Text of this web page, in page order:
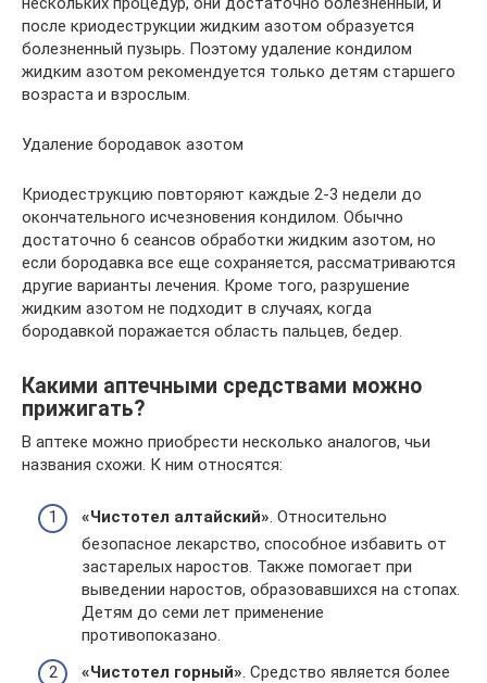
после криодеструкции жидким азотом образуется
болезненный пузырь. Поэтому удаление кондилом
жидким азотом рекомендуется только детям старшего
возраста и взрослым.
Удаление бородавок азотом
Криодеструкцию повторяют каждые 2-3 недели до
окончательного исчезновения кондилом. Обычно
достаточно 6 сеансов обработки жидким азотом, но
если бородавка все еще сохраняется, рассматриваются
другие варианты лечения. Кроме того, разрушение
жидким азотом не подходит в случаях, когда
бородавкой поражается область пальцев, бедер.
Какими аптечными средствами можно
прижигать?
В аптеке можно приобрести несколько аналогов, чьи
названия схожи. К ним относятся:
«Чистотел алтайский». Относительно
безопасное лекарство, способное избавить от
застарелых наростов. Также помогает при
выведении наростов, образовавшихся на стопах.
Детям до семи лет применение
противопоказано.
«Чистотел горный». Средство является более